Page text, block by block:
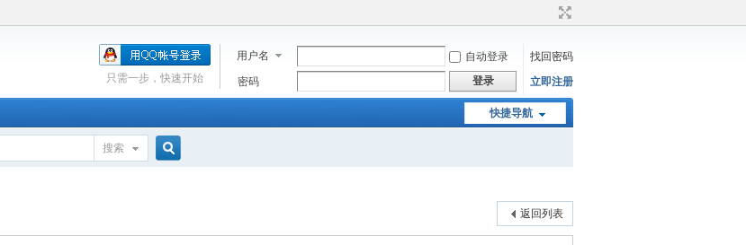
用户名 自动登录
找回密码
密码
登录 立即注册
只需一步，快速开始
快捷导航
搜索
返回列表